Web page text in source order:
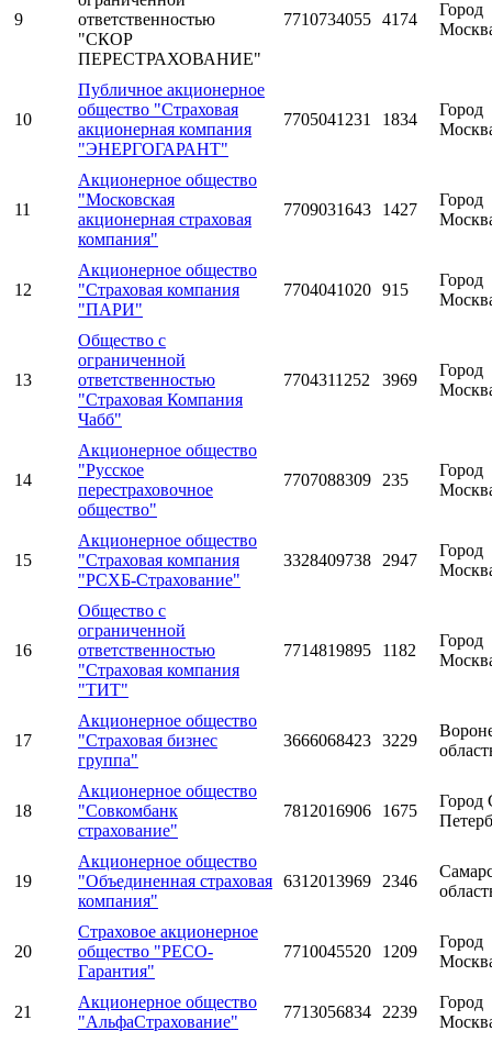
9
ответственностью
"СКОР
ПЕРЕСТРАХОВАНИЕ"
7710734055 4174
Город
10
Публичное акционерное
общество "Страховая
акционерная компания
"ЭНЕРГОГАРАНТ"
7705041231 1834
Город
11
Акционерное общество
"Московская
акционерная страховая
компания"
7709031643 1427
Город
12
Акционерное общество
"Страховая компания
"ПАРИ"
7704041020 915
Город
13
Общество с
ограниченной
ответственностью
"Страховая Компания
Чабб"
7704311252 3969
Город
14
Акционерное общество
"Русское
перестраховочное
общество"
7707088309 235
Город
15
Акционерное общество
"Страховая компания
"РСХБ-Страхование"
3328409738 2947
Город
16
Общество с
ограниченной
ответственностью
"Страховая компания
"ТИТ"
7714819895 1182
Город
17
Акционерное общество
"Страховая бизнес
группа"
3666068423 3229
18
Акционерное общество
"Совкомбанк
страхование"
7812016906 1675
Город
19
Акционерное общество
"Объединенная страховая
компания"
6312013969 2346
20
Страховое акционерное
общество "РЕСО-
Гарантия"
7710045520 1209
Город
21
Акционерное общество
"АльфаСтрахование"
7713056834 2239
Город